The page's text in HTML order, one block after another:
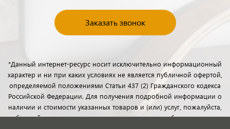
Заказать звонок
*Данный интернет-ресурс носит исключительно информационный
характер и ни при каких условиях не является публичной офертой,
определяемой положениями Статьи 437 (2) Гражданского кодекса
Российской Федерации. Для получения подробной информации о
наличии и стоимости указанных товаров и (или) услуг, пожалуйста,
обращайтесь к менеджерам отдела клиентского обслуживания с